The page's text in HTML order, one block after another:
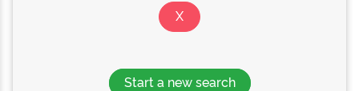
Start a new search